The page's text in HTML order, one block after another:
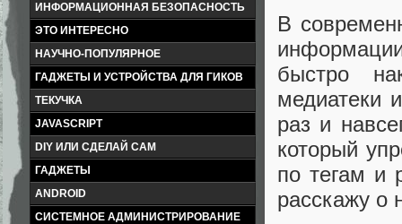
ИНФОРМАЦИОННАЯ БЕЗОПАСНОСТЬ
ЭТО ИНТЕРЕСНО
НАУЧНО-ПОПУЛЯРНОЕ
ГАДЖЕТЫ И УСТРОЙСТВА ДЛЯ ГИКОВ
ТЕКУЧКА
JAVASCRIPT
DIY ИЛИ СДЕЛАЙ САМ
ГАДЖЕТЫ
ANDROID
СИСТЕМНОЕ АДМИНИСТРИРОВАНИЕ
В
быстро
медиатеки
раз и
который
по тегам и
расскажу о